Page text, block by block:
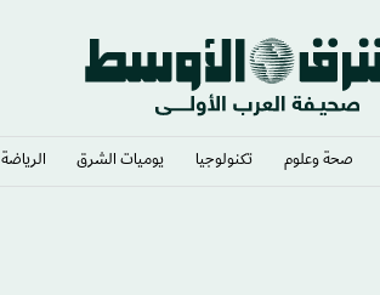
صحة وعلوم تكنولوجيا يوميات الشرق​ الرياضة